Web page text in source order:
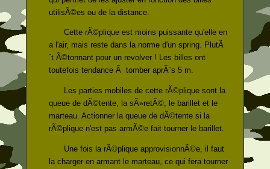
utilisÃ©es ou de la distance.
Cette rÃ©plique est moins puissante qu'elle en
a l'air, mais reste dans la norme d'un spring. PlutÃ
´t Ã©tonnant pour un revolver ! Les billes ont
toutefois tendance Ã tomber aprÃ¨s 5 m.
Les parties mobiles de cette rÃ©plique sont la
queue de dÃ©tente, la sÃ»retÃ©, le barillet et le
marteau. Actionner la queue de dÃ©tente si la
rÃ©plique n'est pas armÃ©e fait tourner le barillet.
Une fois la rÃ©plique approvisionnÃ©e, il faut
la charger en armant le marteau, ce qui fera tourner